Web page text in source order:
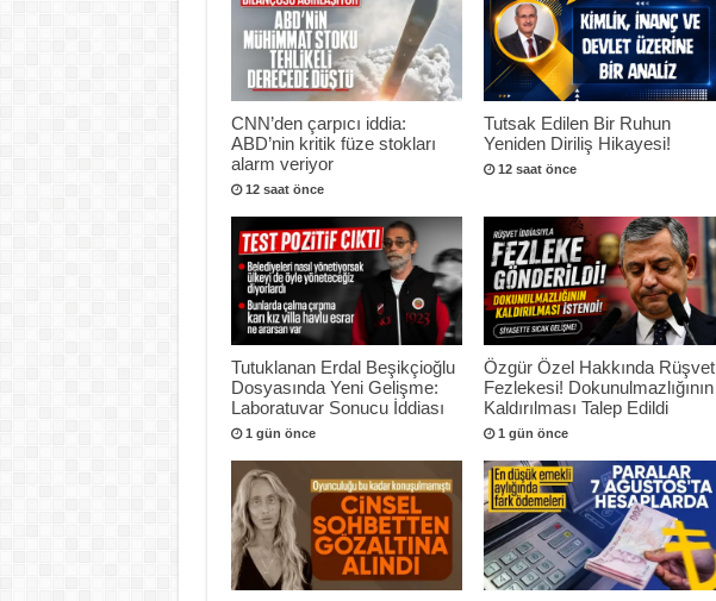
CNN’den çarpıcı iddia:
ABD’nin kritik füze stokları
alarm veriyor
12 saat önce
Tutsak Edilen Bir Ruhun
Yeniden Diriliş Hikayesi!
12 saat önce
Tutuklanan Erdal Beşikçioğlu
Dosyasında Yeni Gelişme:
Laboratuvar Sonucu İddiası
1 gün önce
Özgür Özel Hakkında Rüşvet
Fezlekesi! Dokunulmazlığının
Kaldırılması Talep Edildi
1 gün önce